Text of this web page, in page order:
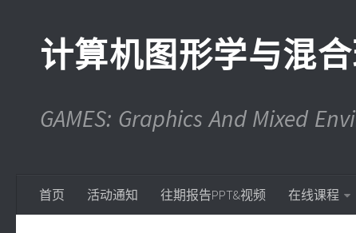
计算机图形学与混
GAMES: Graphics And Mixed
首页 活动通知 往期报告PPT&视频 在线课程